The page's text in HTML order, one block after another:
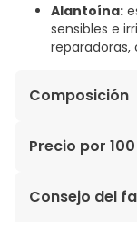
Alantoína:
sensibles e
Composición
Isobutano,
Carbonato de
Precio por
13,99€ / 100 ml
Consejo del